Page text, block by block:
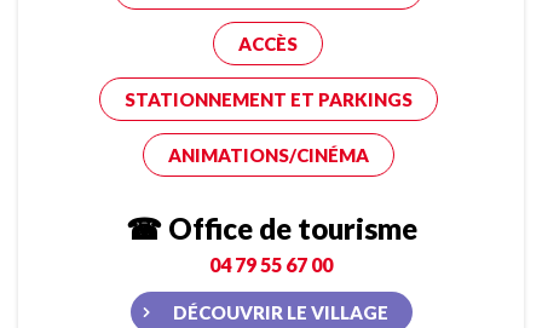
ACCÈS
STATIONNEMENT ET PARKINGS
ANIMATIONS/CINÉMA
☎ Office de tourisme
04 79 55 67 00
DÉCOUVRIR LE VILLAGE